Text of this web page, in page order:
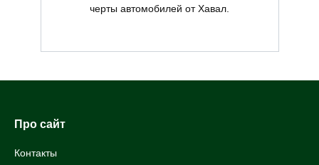
черты автомобилей от Хавал.
Про сайт
Контакты